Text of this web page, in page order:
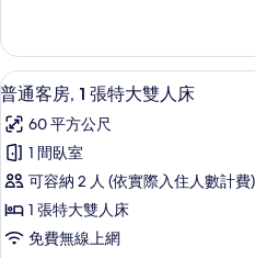
有
相
片
雙
床
房
的
詳
情
顯
示
普
通
客
房,
5
普通客房, 1 張特大雙人床
60 平方公尺
1 間臥室
可容納 2 人 (依實際入住人數計費)
1 張特大雙人床
免費無線上網